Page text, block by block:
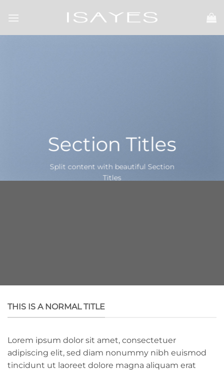
Section Titles
Split content with beautiful Section
Titles
THIS IS A NORMAL TITLE
Lorem ipsum dolor sit amet, consectetuer
adipiscing elit, sed diam nonummy nibh euismod
tincidunt ut laoreet dolore magna aliquam erat